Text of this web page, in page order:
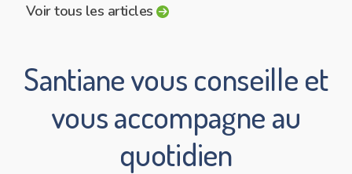
Voir tous les articles
Santiane vous conseille et
vous accompagne au
quotidien